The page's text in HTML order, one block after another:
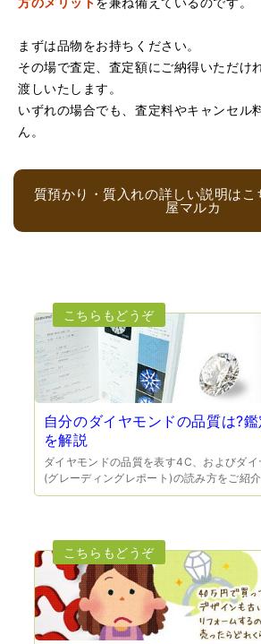
（京都府亀岡市）他店舗にも行きました
まりお売りしたくないと思ったので、
は電話対応からも誠実な印象でしたので
しようと思っておりました。この度はあ
す。
（大阪府大阪市）とても宝石に詳しく
組みもお教えいただけ嬉しかったです
ました。宜しくお願いいたします。(楽
ルに詳しいの流石の一言に尽きます)
（大阪府門真市）他店ではメール見積も
円〜1万程度の見積もりでしたが、こち
もりは倍以上ちがうので利用させて頂
寧で良かったです。
まずは品物をお持ちください。
その場で査定、査定額にご納得いただけ
渡しいたします。
いずれの場合でも、査定料やキャンセル
ん。
質預かり・質入れの詳しい説明はこ
屋マルカ
自分のダイヤモンドの品質は?
を解説
ダイヤモンドの品質を表す4C、およびダ
(グレーディングレポート)の読み方をご紹